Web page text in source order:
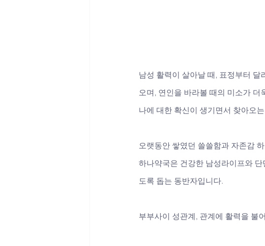
남성 활력이 살아날 때, 표정부터
오며, 연인을 바라볼 때의 미소가
나에 대한 확신이 생기면서 찾아오
오랫동안 쌓였던 쓸쓸함과 자존감
하나약국은 건강한 남성라이프와
도록 돕는 동반자입니다.
부부사이 성관계, 관계에 활력을 불